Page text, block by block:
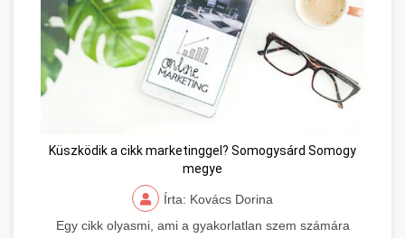
Küszködik a cikk marketinggel? Somogysárd Somogy
megye
Írta: Kovács Dorina
Egy cikk olyasmi, ami a gyakorlatlan szem számára